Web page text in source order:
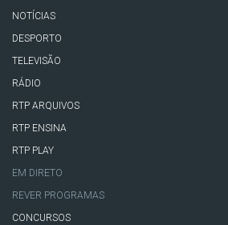
NOTÍCIAS
DESPORTO
TELEVISÃO
RÁDIO
RTP ARQUIVOS
RTP ENSINA
RTP PLAY
EM DIRETO
REVER PROGRAMAS
CONCURSOS